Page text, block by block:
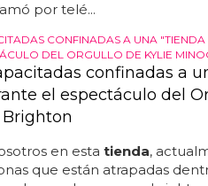
por telé...
CONFINADAS A UNA
DEL ORGULLO DE KYLIE
confinadas a
el espectáculo del
en esta tienda,
que están atrapadas